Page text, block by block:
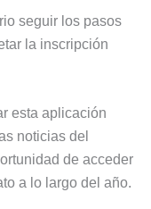
seguir los pasos
la inscripción
esta aplicación
noticias del
de acceder
a lo largo del año.